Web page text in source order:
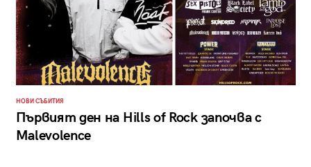
НОВИ СЪБИТИЯ
Първият ден на Hills of Rock започва с
Malevolence